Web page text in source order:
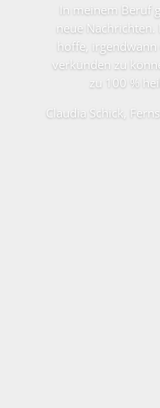
In meinem Beruf
neue
hoffe,
verkünden zu
zu 100 %
Claudia Schick,